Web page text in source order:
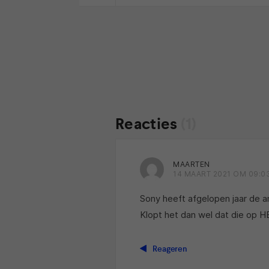
Reacties
MAARTEN
14 MAART 2021 OM
Sony heeft afgelopen jaar de
Klopt het dan wel dat die op
Reageren